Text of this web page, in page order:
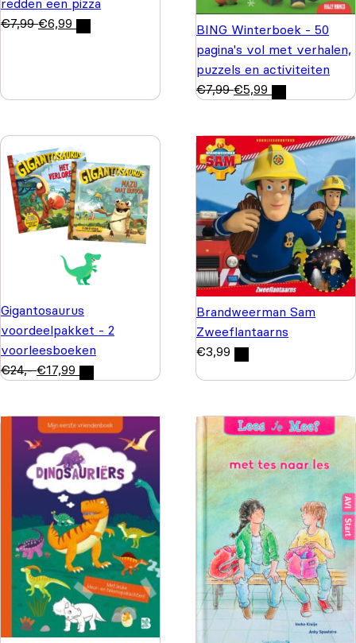
redden een pizza
€7,99 €6,99
BING Winterboek - 50
pagina's vol met verhalen,
puzzels en activiteiten
€7,99 €5,99
Gigantosaurus
voordeelpakket - 2
voorleesboeken
€24,- €17,99
Brandweerman Sam
Zweeflantaarns
€3,99